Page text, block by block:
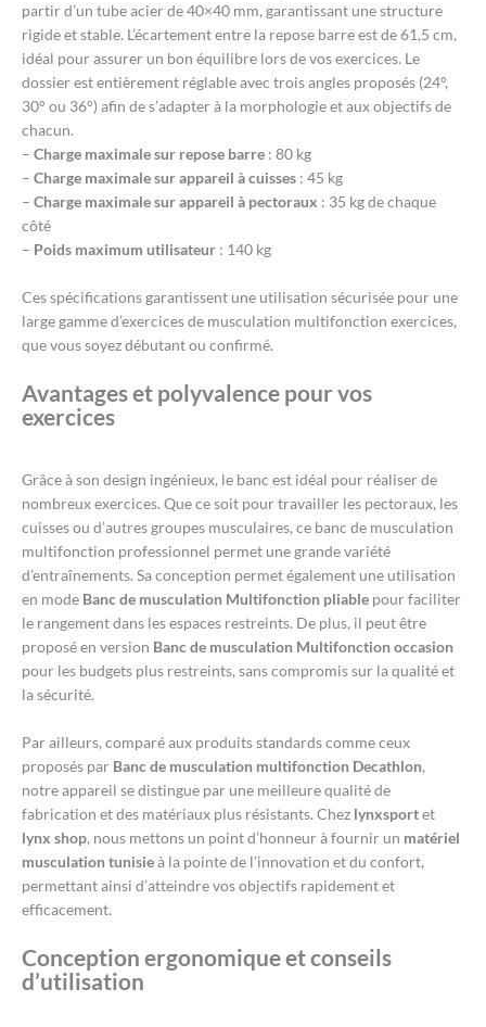
partir d’un tube acier de 40×40 mm, garantissant une structure
rigide et stable. L’écartement entre la repose barre est de 61,5 cm,
idéal pour assurer un bon équilibre lors de vos exercices. Le
dossier est entièrement réglable avec trois angles proposés (24°,
30° ou 36°) afin de s’adapter à la morphologie et aux objectifs de
chacun.
– Charge maximale sur repose barre : 80 kg
– Charge maximale sur appareil à cuisses : 45 kg
– Charge maximale sur appareil à pectoraux : 35 kg de chaque
côté
– Poids maximum utilisateur : 140 kg
Ces spécifications garantissent une utilisation sécurisée pour une
large gamme d’exercices de musculation multifonction exercices,
que vous soyez débutant ou confirmé.
Avantages et polyvalence pour vos
exercices
Grâce à son design ingénieux, le banc est idéal pour réaliser de
nombreux exercices. Que ce soit pour travailler les pectoraux, les
cuisses ou d’autres groupes musculaires, ce banc de musculation
multifonction professionnel permet une grande variété
d’entraînements. Sa conception permet également une utilisation
en mode Banc de musculation Multifonction pliable pour faciliter
le rangement dans les espaces restreints. De plus, il peut être
proposé en version Banc de musculation Multifonction occasion
pour les budgets plus restreints, sans compromis sur la qualité et
la sécurité.
Par ailleurs, comparé aux produits standards comme ceux
proposés par Banc de musculation multifonction Decathlon,
notre appareil se distingue par une meilleure qualité de
fabrication et des matériaux plus résistants. Chez lynxsportet
lynx shop, nous mettons un point d’honneur à fournir un matériel
musculation tunisieà la pointe de l’innovation et du confort,
permettant ainsi d’atteindre vos objectifs rapidement et
efficacement.
Conception ergonomique et conseils
d’utilisation